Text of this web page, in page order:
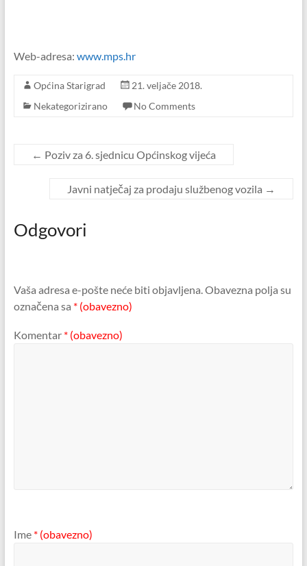
Web-adresa: www.mps.hr
Općina Starigrad
21. veljače 2018.
Nekategorizirano
No Comments
← Poziv za 6. sjednicu Općinskog vijeća
Javni natječaj za prodaju službenog vozila →
Odgovori
Vaša adresa e-pošte neće biti objavljena.Obavezna polja su
označena sa * (obavezno)
Komentar * (obavezno)
Ime * (obavezno)